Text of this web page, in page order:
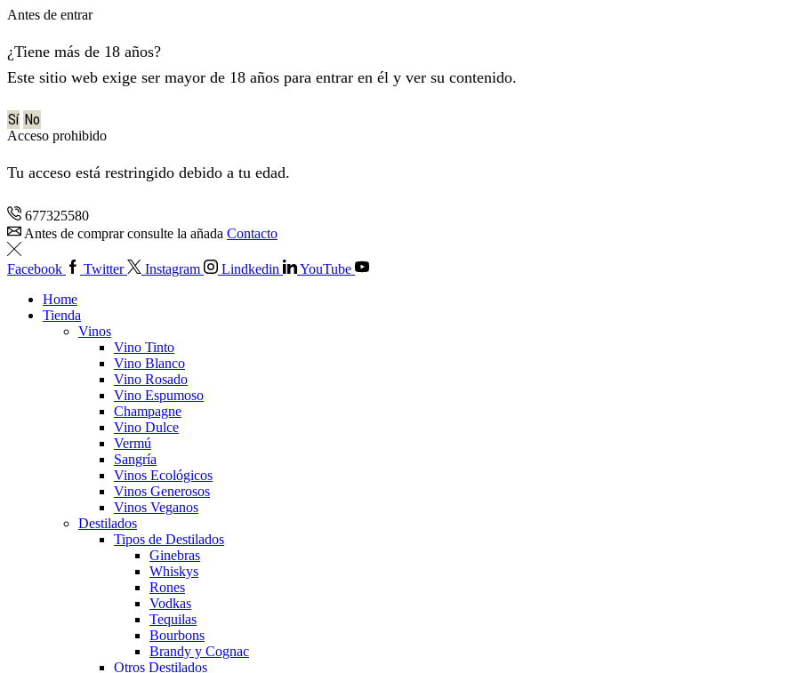
Antes de entrar
¿Tiene más de 18 años?
Este sitio web exige ser mayor de 18 años para entrar en él y ver su contenido.
Sí No
Acceso prohibido
Tu acceso está restringido debido a tu edad.
677325580
Antes de comprar consulte la añada Contacto
Facebook Twitter Instagram Lindkedin
YouTube
Home
Tienda
Vinos
Vino Tinto
Vino Blanco
Vino Rosado
Vino Espumoso
Champagne
Vino Dulce
Vermú
Sangría
Vinos Ecológicos
Vinos Generosos
Vinos Veganos
Destilados
Tipos de Destilados
Ginebras
Whiskys
Rones
Vodkas
Tequilas
Bourbons
Brandy y Cognac
Otros Destilados